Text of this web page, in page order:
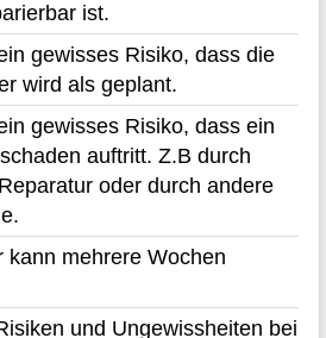
ist.
gewisses Risiko, dass die
wird als geplant.
gewisses Risiko, dass ein
auftritt. Z.B durch
oder durch andere
kann mehrere Wochen
und Ungewissheiten bei